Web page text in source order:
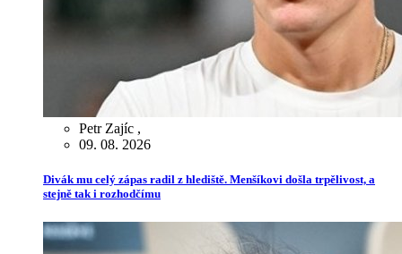
Petr Zajíc ,
09. 08. 2026
Divák mu celý zápas radil z hlediště. Menšíkovi došla trpělivost, a
stejně tak i rozhodčímu